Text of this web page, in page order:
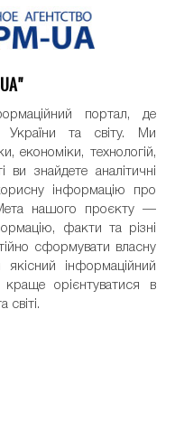
портал, де
України та світу. Ми
економіки, технологій,
ви знайдете аналітичні
інформацію про
Мета нашого проєкту —
факти та різні
сформувати власну
інформаційний
орієнтуватися в
світі.